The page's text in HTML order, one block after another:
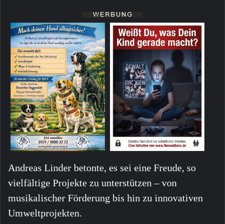
Andreas Linder betonte, es sei eine Freude, so
vielfältige Projekte zu unterstützen – von
musikalischer Förderung bis hin zu innovativen
Umweltprojekten.